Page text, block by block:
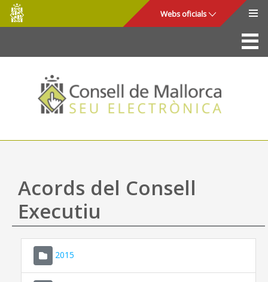
Salta al contingut principal
Consell
de
Mallorca
Webs oficials
La Seu
Consell de Mallorca
Accés i seguretat
Utilitats
Ajuda
Acords del Consell
Executiu
2015